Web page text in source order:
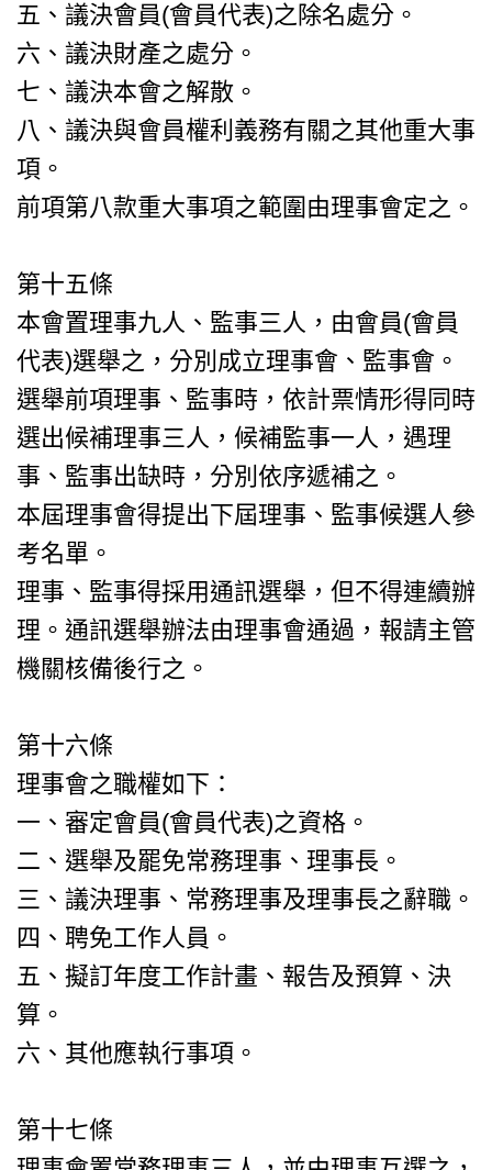
五、議決會員(會員代表)之除名處分。
六、議決財產之處分。
七、議決本會之解散。
八、議決與會員權利義務有關之其他重大事
項。
前項第八款重大事項之範圍由理事會定之。
第十五條
本會置理事九人、監事三人，由會員(會員
代表)選舉之，分別成立理事會、監事會。
選舉前項理事、監事時，依計票情形得同時
選出候補理事三人，候補監事一人，遇理
事、監事出缺時，分別依序遞補之。
本屆理事會得提出下屆理事、監事候選人參
考名單。
理事、監事得採用通訊選舉，但不得連續辦
理。通訊選舉辦法由理事會通過，報請主管
機關核備後行之。
第十六條
理事會之職權如下：
一、審定會員(會員代表)之資格。
二、選舉及罷免常務理事、理事長。
三、議決理事、常務理事及理事長之辭職。
四、聘免工作人員。
五、擬訂年度工作計畫、報告及預算、決
算。
六、其他應執行事項。
第十七條